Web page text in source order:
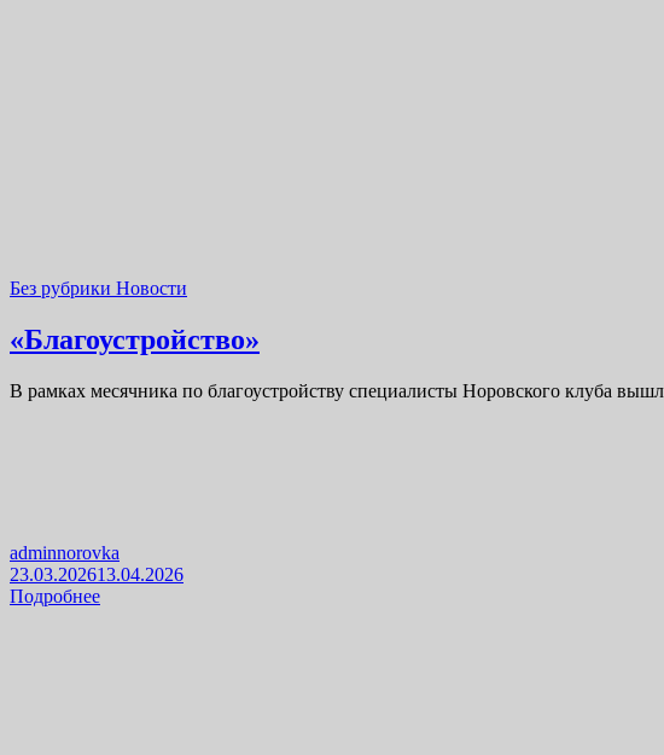
Без рубрики Новости
«Благоустройство»
В рамках месячника по благоустройству специалисты Норовского клуба
adminnorovka
23.03.202613.04.2026
Подробнее